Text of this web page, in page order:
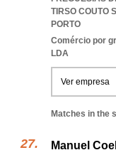
TIRSO COUTO
PORTO
Comércio por
LDA
Ver empresa
Matches in the
Manuel